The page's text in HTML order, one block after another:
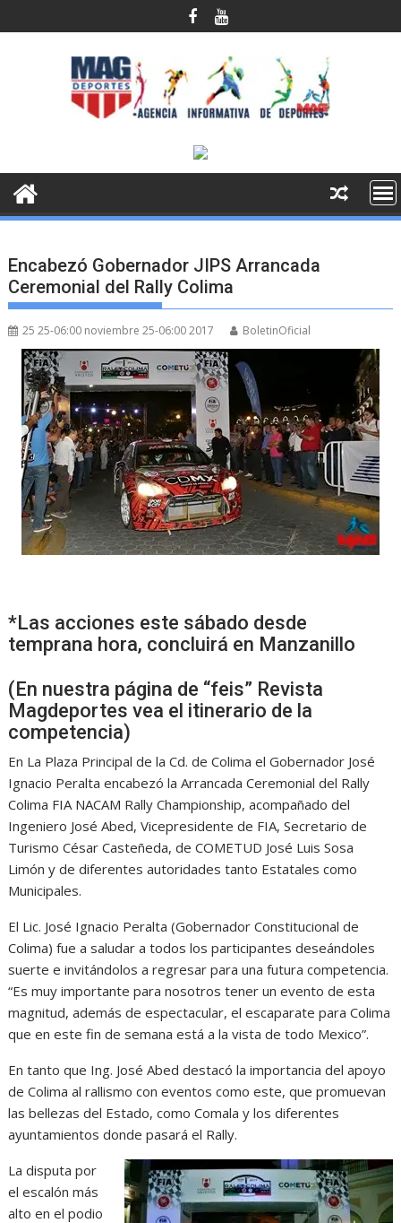
al
Encabezó Gobernador JIPS Arrancada
Ceremonial del Rally Colima
25 25-06:00 noviembre 25-06:00 2017 BoletinOficial
*Las acciones este sábado desde
temprana hora, concluirá en Manzanillo
(En nuestra página de “feis” Revista
Magdeportes vea el itinerario de la
competencia)
En La Plaza Principal de la Cd. de Colima el Gobernador José
Ignacio Peralta encabezó la Arrancada Ceremonial del Rally
Colima FIA NACAM Rally Championship, acompañado del
Ingeniero José Abed, Vicepresidente de FIA, Secretario de
Turismo César Casteñeda, de COMETUD José Luis Sosa
Limón y de diferentes autoridades tanto Estatales como
Municipales.
El Lic. José Ignacio Peralta (Gobernador Constitucional de
Colima) fue a saludar a todos los participantes deseándoles
suerte e invitándolos a regresar para una futura competencia.
“Es muy importante para nosotros tener un evento de esta
magnitud, además de espectacular, el escaparate para Colima
que en este fin de semana está a la vista de todo Mexico”.
En tanto que Ing. José Abed destacó la importancia del apoyo
de Colima al rallismo con eventos como este, que promuevan
las bellezas del Estado, como Comala y los diferentes
ayuntamientos donde pasará el Rally.
La disputa por
el escalón más
alto en el podio